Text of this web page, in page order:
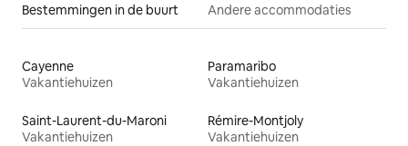
Bestemmingen in de buurt Andere accommodaties
Cayenne
Vakantiehuizen
Paramaribo
Vakantiehuizen
Saint-Laurent-du-Maroni
Vakantiehuizen
Rémire-Montjoly
Vakantiehuizen